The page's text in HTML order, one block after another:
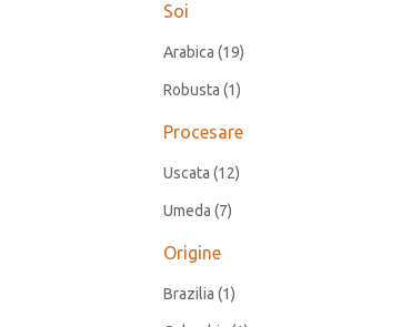
Soi
Arabica (19)
Robusta (1)
Procesare
Uscata (12)
Umeda (7)
Origine
Brazilia (1)